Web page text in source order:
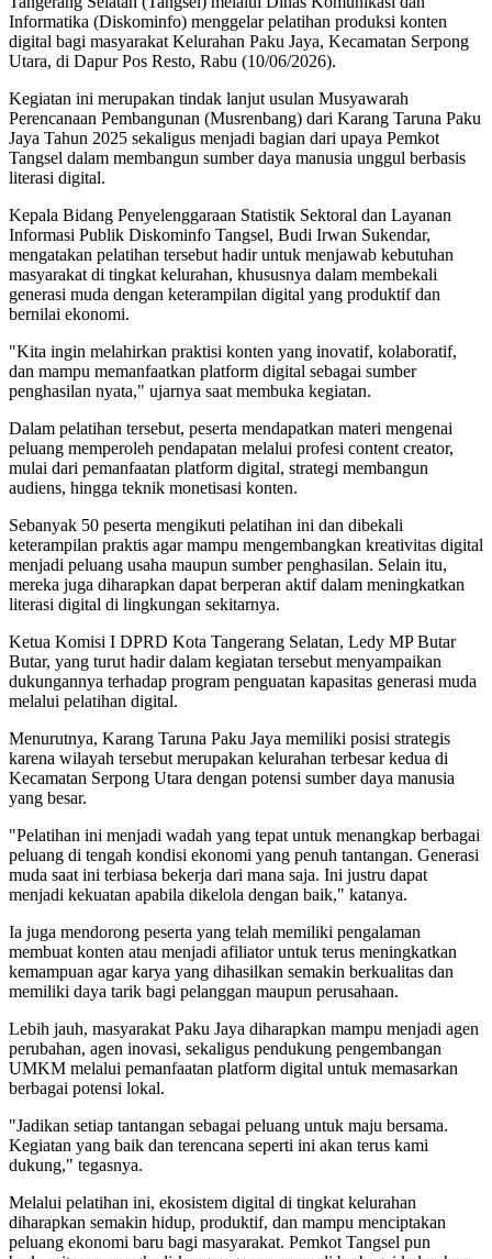
Informatika (Diskominfo) menggelar pelatihan produksi konten
digital bagi masyarakat Kelurahan Paku Jaya, Kecamatan Serpong
Utara, di Dapur Pos Resto, Rabu (10/06/2026).
Kegiatan ini merupakan tindak lanjut usulan Musyawarah
Perencanaan Pembangunan (Musrenbang) dari Karang Taruna Paku
Jaya Tahun 2025 sekaligus menjadi bagian dari upaya Pemkot
Tangsel dalam membangun sumber daya manusia unggul berbasis
literasi digital.
Kepala Bidang Penyelenggaraan Statistik Sektoral dan Layanan
Informasi Publik Diskominfo Tangsel, Budi Irwan Sukendar,
mengatakan pelatihan tersebut hadir untuk menjawab kebutuhan
masyarakat di tingkat kelurahan, khususnya dalam membekali
generasi muda dengan keterampilan digital yang produktif dan
bernilai ekonomi.
"Kita ingin melahirkan praktisi konten yang inovatif, kolaboratif,
dan mampu memanfaatkan platform digital sebagai sumber
penghasilan nyata," ujarnya saat membuka kegiatan.
Dalam pelatihan tersebut, peserta mendapatkan materi mengenai
peluang memperoleh pendapatan melalui profesi content creator,
mulai dari pemanfaatan platform digital, strategi membangun
audiens, hingga teknik monetisasi konten.
Sebanyak 50 peserta mengikuti pelatihan ini dan dibekali
keterampilan praktis agar mampu mengembangkan kreativitas digital
menjadi peluang usaha maupun sumber penghasilan. Selain itu,
mereka juga diharapkan dapat berperan aktif dalam meningkatkan
literasi digital di lingkungan sekitarnya.
Ketua Komisi I DPRD Kota Tangerang Selatan, Ledy MP Butar
Butar, yang turut hadir dalam kegiatan tersebut menyampaikan
dukungannya terhadap program penguatan kapasitas generasi muda
melalui pelatihan digital.
Menurutnya, Karang Taruna Paku Jaya memiliki posisi strategis
karena wilayah tersebut merupakan kelurahan terbesar kedua di
Kecamatan Serpong Utara dengan potensi sumber daya manusia
yang besar.
"Pelatihan ini menjadi wadah yang tepat untuk menangkap berbagai
peluang di tengah kondisi ekonomi yang penuh tantangan. Generasi
muda saat ini terbiasa bekerja dari mana saja. Ini justru dapat
menjadi kekuatan apabila dikelola dengan baik," katanya.
Ia juga mendorong peserta yang telah memiliki pengalaman
membuat konten atau menjadi afiliator untuk terus meningkatkan
kemampuan agar karya yang dihasilkan semakin berkualitas dan
memiliki daya tarik bagi pelanggan maupun perusahaan.
Lebih jauh, masyarakat Paku Jaya diharapkan mampu menjadi agen
perubahan, agen inovasi, sekaligus pendukung pengembangan
UMKM melalui pemanfaatan platform digital untuk memasarkan
berbagai potensi lokal.
"Jadikan setiap tantangan sebagai peluang untuk maju bersama.
Kegiatan yang baik dan terencana seperti ini akan terus kami
dukung," tegasnya.
Melalui pelatihan ini, ekosistem digital di tingkat kelurahan
diharapkan semakin hidup, produktif, dan mampu menciptakan
peluang ekonomi baru bagi masyarakat. Pemkot Tangsel pun